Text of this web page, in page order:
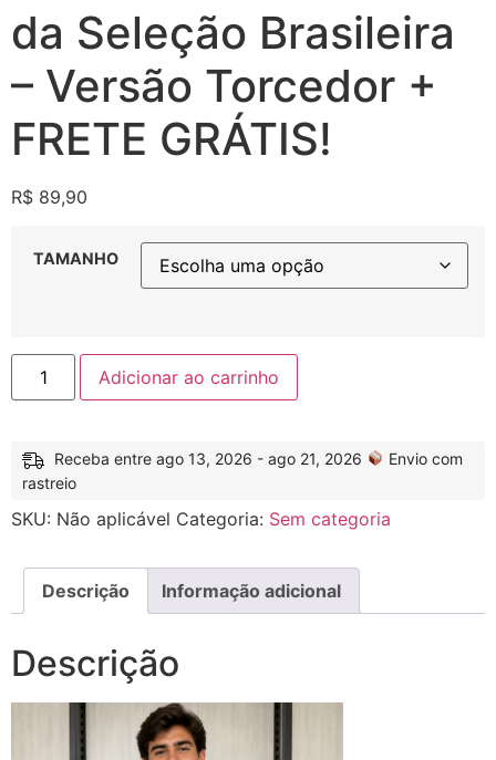
da Seleção Brasileira
– Versão Torcedor +
FRETE GRÁTIS!
R$ 89,90
TAMANHO
Adicionar ao carrinho
Receba entre ago 13, 2026 - ago 21, 2026
Envio com
rastreio
SKU: Não aplicável Categoria: Sem categoria
Descrição Informação adicional
Descrição